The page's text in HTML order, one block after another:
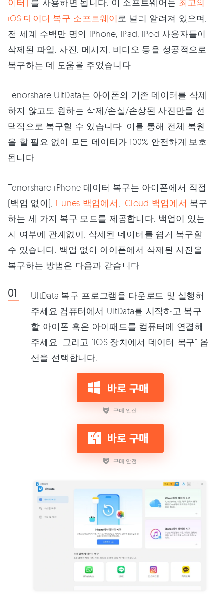
이터) 를 사용하면 됩니다. 이 소프트웨어는 최고의
iOS 데이터 복구 소프트웨어 로 널리 알려져 있으며,
전 세계 수백만 명의 iPhone, iPad, iPod 사용자들이
삭제된 파일, 사진, 메시지, 비디오 등을 성공적으로
복구하는 데 도움을 주었습니다.
Tenorshare UltData는 아이폰의 기존 데이터를 삭제
하지 않고도 원하는 삭제/손실/손상된 사진만을 선
택적으로 복구할 수 있습니다. 이를 통해 전체 복원
을 할 필요 없이 모든 데이터가 100% 안전하게 보호
됩니다.
Tenorshare iPhone 데이터 복구는 아이폰에서 직접
(백업 없이), iTunes 백업에서 iCloud 백업에서 복구
하는 세 가지 복구 모드를 제공합니다. 백업이 있는
지 여부에 관계없이, 삭제된 데이터를 쉽게 복구할
수 있습니다. 백업 없이 아이폰에서 삭제된 사진을
복구하는 방법은 다음과 같습니다.
UltData 복구 프로그램을 다운로드 및 실행해
주세요.컴퓨터에서 UltData를 시작하고 복구
할 아이폰 혹은 아이패드를 컴퓨터에 연결해
주세요. 그리고 "iOS 장치에서 데이터 복구" 옵
션을 선택합니다.